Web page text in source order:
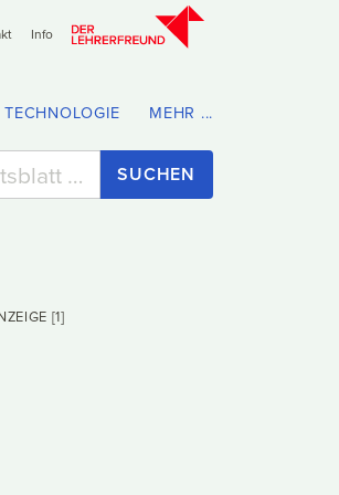
Info
TECHNOLOGIE MEHR ...
SUCHEN
[1]